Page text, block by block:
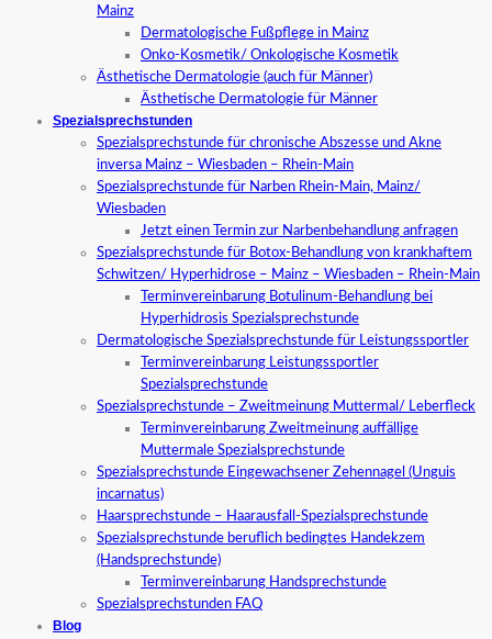
Mainz
Dermatologische Fußpflege in Mainz
Onko-Kosmetik/ Onkologische Kosmetik
Ästhetische Dermatologie (auch für Männer)
Ästhetische Dermatologie für Männer
Spezialsprechstunden
Spezialsprechstunde für chronische Abszesse und Akne
inversa Mainz – Wiesbaden – Rhein-Main
Spezialsprechstunde für Narben Rhein-Main, Mainz/
Wiesbaden
Jetzt einen Termin zur Narbenbehandlung anfragen
Spezialsprechstunde für Botox-Behandlung von krankhaftem
Schwitzen/ Hyperhidrose – Mainz – Wiesbaden – Rhein-Main
Terminvereinbarung Botulinum-Behandlung bei
Hyperhidrosis Spezialsprechstunde
Dermatologische Spezialsprechstunde für Leistungssportler
Terminvereinbarung Leistungssportler
Spezialsprechstunde
Spezialsprechstunde – Zweitmeinung Muttermal/ Leberfleck
Terminvereinbarung Zweitmeinung auffällige
Muttermale Spezialsprechstunde
Spezialsprechstunde Eingewachsener Zehennagel (Unguis
incarnatus)
Haarsprechstunde – Haarausfall-Spezialsprechstunde
Spezialsprechstunde beruflich bedingtes Handekzem
(Handsprechstunde)
Terminvereinbarung Handsprechstunde
Spezialsprechstunden FAQ
Blog